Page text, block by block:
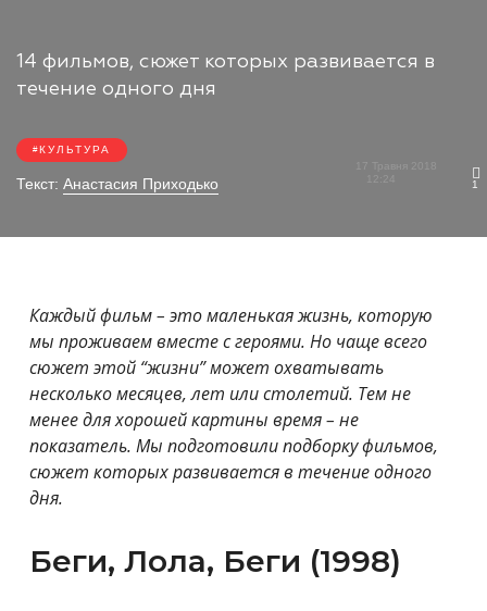
14 фильмов, сюжет которых развивается в
течение одного дня
КУЛЬТУРА
Текст: Анастасия Приходько
17 Травня 2018
1
Каждый фильм – это маленькая жизнь, которую
мы проживаем вместе с героями. Но чаще всего
сюжет этой “жизни” может охватывать
несколько месяцев, лет или столетий. Тем не
менее для хорошей картины время – не
показатель. Мы подготовили подборку фильмов,
сюжет которых развивается в течение одного
дня.
Беги, Лола, Беги (1998)